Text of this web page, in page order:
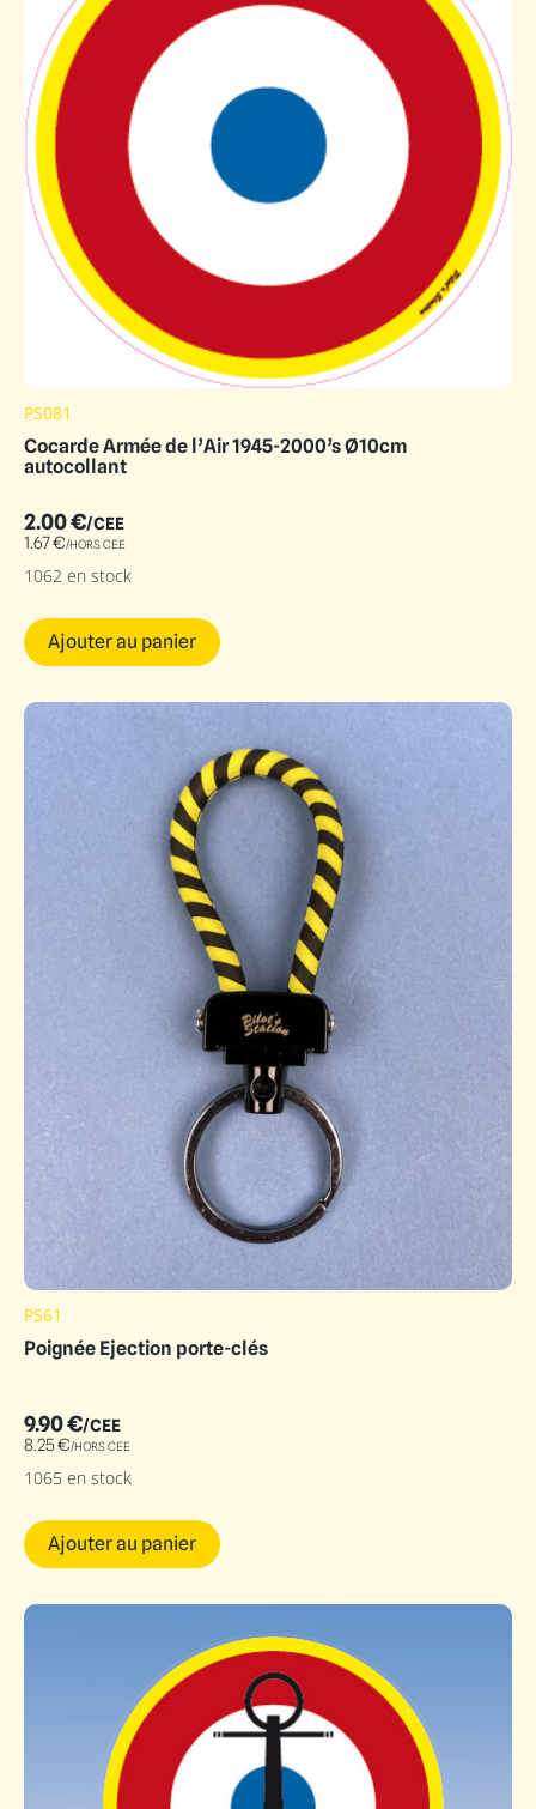
PS081
Cocarde Armée de l’Air 1945-2000’s Ø10cm
autocollant
2.00€/CEE
1.67€/HORS CEE
1062 en stock
Ajouter au panier
PS61
Poignée Ejection porte-clés
9.90€/CEE
8.25€/HORS CEE
1065 en stock
Ajouter au panier